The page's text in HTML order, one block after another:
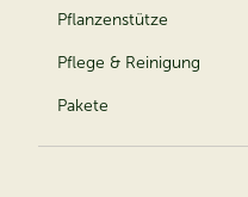
Pflanzenstütze
Pflege & Reinigung
Pakete